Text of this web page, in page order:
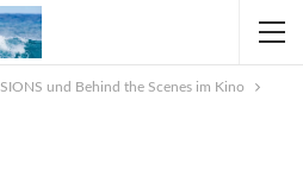
und Behind the Scenes im Kino